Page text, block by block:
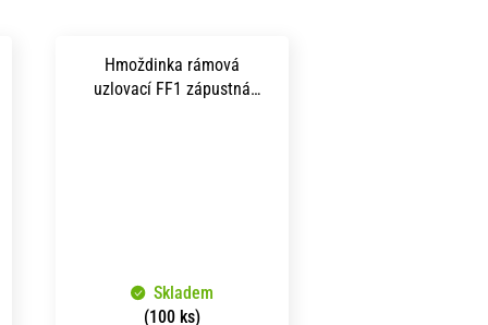
Hmoždinka rámová
uzlovací FF1 zápustná
Skladem
(100 ks)